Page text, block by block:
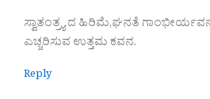
ಸ್ವಾತಂತ್ರ್ಯ ದ ಹಿರಿಮೆ,ಘನತೆ
ಎಚ್ಚರಿಸುವ ಉತ್ತಮ ಕವನ.
Reply